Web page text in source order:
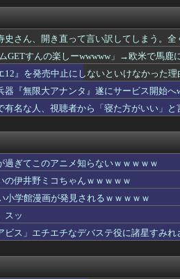
き出した。その時に私を心配した店員を
、可愛いと話題にｗｗｗｗｗｗ
義「必ず少子化します」
ネテロさん、何か思ってた奴と...
って言い訳してしまう。全く反省してな
れたので仲間に助けてもらうしか...
夫婦、こうなる⇒･･･！！！
のかチョビッと漏れるようになった
カラオケ懇親パーティー
国税当局
きは散々ダメ出ししといて、その人が言...
ガチで必要な要素がコレｗｗｗｗ
よ！」
キングと一緒に見ていく
年6月の「希望列...
でわからなくて怖い
」
自殺
史さん、開き直って言い訳してしまう。
GETすんの楽しーwwwww」→欧米で馬鹿
12』を発売中止にしないといけなかった
器『無限大アナンタ』遂にサービス開始へ
有名な人、視聴者から「寝た方がいい」と
過ぎてこのアニメ知らないｗｗｗｗｗ
の伊井野ミコちゃんｗｗｗｗｗ
小学館漫画が発見されるｗｗｗｗｗ
スッ
ビス」エチエチなデバステ役に諸星すみれ